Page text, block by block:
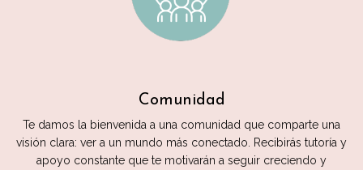
Comunidad
Te damos la bienvenida a una comunidad que comparte una
visión clara: ver a un mundo más conectado. Recibirás tutoría y
apoyo constante que te motivarán a seguir creciendo y